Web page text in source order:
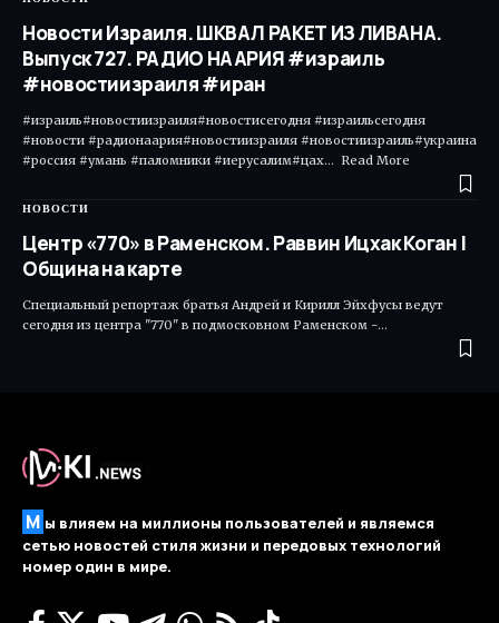
Новости Израиля. ШКВАЛ РАКЕТ ИЗ ЛИВАНА.
Выпуск 727. РАДИО НААРИЯ #израиль
#новостиизраиля #иран
#израиль#новостиизраиля#новостисегодня #израильсегодня
#новости #радионаария#новостиизраиля #новостиизраиль#украина
#россия #умань #паломники #иерусалим#цах... Read More ​
НОВОСТИ
Центр «770» в Раменском. Раввин Ицхак Коган |
Община на карте
Специальный репортаж братья Андрей и Кирилл Эйхфусы ведут
сегодня из центра "770" в подмосковном Раменском -…
М ы влияем на миллионы пользователей и являемся
сетью новостей стиля жизни и передовых технологий
номер один в мире.